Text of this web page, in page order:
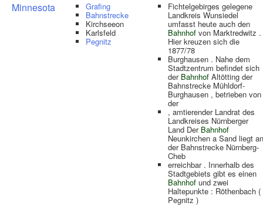
Minnesota Grafing
Bahnstrecke
Kirchseeon
Karlsfeld
Pegnitz
Fichtelgebirges gelegene
Landkreis Wunsiedel
umfasst heute auch den
Bahnhof von Marktredwitz .
Hier kreuzen sich die
1877/78
Burghausen . Nahe dem
Stadtzentrum befindet sich
der Bahnhof Altötting der
Bahnstrecke Mühldorf-
Burghausen , betrieben von
der
, amtierender Landrat des
Landkreises Nürnberger
Land Der Bahnhof
Neunkirchen a Sand liegt an
der Bahnstrecke Nürnberg-
Cheb
erreichbar . Innerhalb des
Stadtgebiets gibt es einen
Bahnhof und zwei
Haltepunkte : Röthenbach (
Pegnitz )